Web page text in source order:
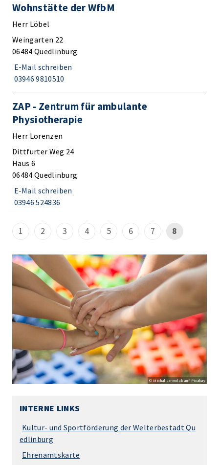
Wohnstätte der WfbM
Herr Löbel
Weingarten 22
06484 Quedlinburg
E-Mail schreiben
03946 9810510
ZAP - Zentrum für ambulante
Physiotherapie
Herr Lorenzen
Dittfurter Weg 24
Haus 6
06484 Quedlinburg
E-Mail schreiben
03946 524836
1 2 3 4 5 6 7 8
© Michal Jarmoluk auf Pixabay
INTERNE LINKS
Kultur- und Sportförderung der Welterbestadt Qu
edlinburg
Ehrenamtskarte